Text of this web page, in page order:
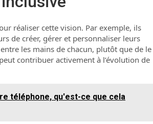
réaliser cette vision. Par exemple, ils
de créer, gérer et personnaliser leurs
les mains de chacun, plutôt que de le
contribuer activement à l’évolution de
téléphone, qu'est-ce que cela